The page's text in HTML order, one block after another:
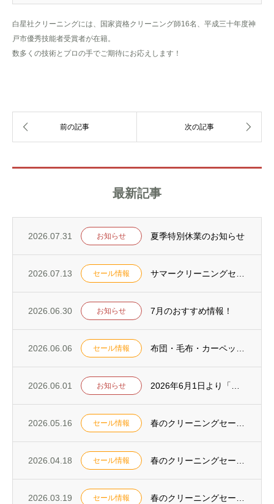
白星社クリーニングには、国家資格クリーニング師16名、平成三十年度神
戸市優秀技能者受賞者が在籍。
数多くの技術とプロの手でご期待にお応えします！
最新記事
2026.07.31 お知らせ 夏季特別休業のお知らせ
2026.07.13 セール情報 サマークリーニングセールを7月18日からスタート！
2026.06.30 お知らせ 7月のおすすめ情報！
2026.06.06 セール情報 布団・毛布・カーペットキャンペーンを6月13日からスタート！
2026.06.01 お知らせ 2026年6月1日より「ポートアイランド支店・水道筋支店」が通常営業になります
2026.05.16 セール情報 春のクリーニングセールを5月23日からスタート！
2026.04.18 セール情報 春のクリーニングセールを4月25日からスタート！
2026.03.19 セール情報 春のクリーニングセールを3月26日からスタート！